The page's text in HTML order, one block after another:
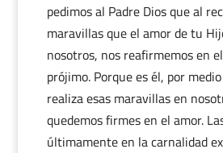
pedimos al Padre Dios que al
maravillas que el amor de tu
nosotros, nos reafirmemos en
prójimo. Porque es él, por
realiza esas maravillas en
quedemos firmes en el amor.
últimamente en la carnalidad